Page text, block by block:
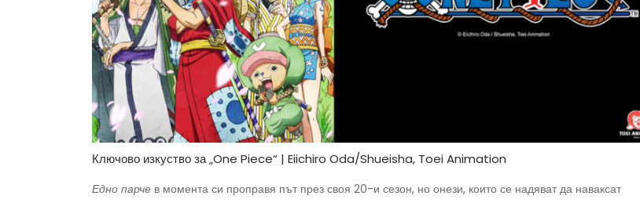
Ключово изкуство за „One Piece“ | Eiichiro Oda/Shueisha, Toei Animation
Едно парче в момента си проправя път през своя 20-и сезон, но онези, които се надяват да наваксат